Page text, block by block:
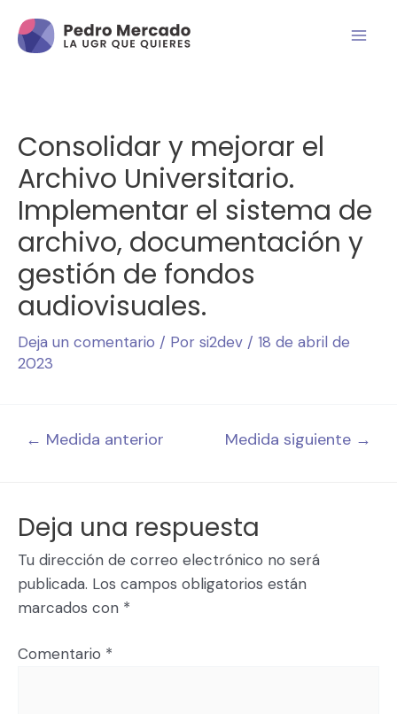
Consolidar y mejorar el
Archivo Universitario.
Implementar el sistema de
archivo, documentación y
gestión de fondos
audiovisuales.
Deja un comentario / Por si2dev / 18 de abril de
2023
← Medida anterior Medida siguiente →
Deja una respuesta
Tu dirección de correo electrónico no será
publicada. Los campos obligatorios están
marcados con *
Comentario *